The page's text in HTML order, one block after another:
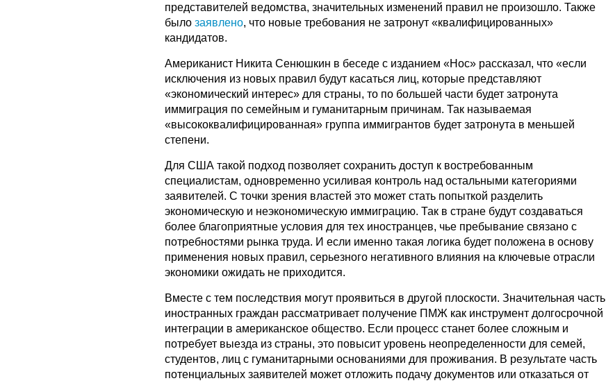
представителей ведомства, значительных изменений правил не произошло. Также
былозаявлено, что новые требования не затронут «квалифицированных»
кандидатов.
Американист Никита Сенюшкин в беседе с изданием «Нос» рассказал, что «если
исключения из новых правил будут касаться лиц, которые представляют
«экономический интерес» для страны, то по большей части будет затронута
иммиграция по семейным и гуманитарным причинам. Так называемая
«высококвалифицированная» группа иммигрантов будет затронута в меньшей
степени.
Для США такой подход позволяет сохранить доступ к востребованным
специалистам, одновременно усиливая контроль над остальными категориями
заявителей. С точки зрения властей это может стать попыткой разделить
экономическую и неэкономическую иммиграцию. Так в стране будут создаваться
более благоприятные условия для тех иностранцев, чье пребывание связано с
потребностями рынка труда. И если именно такая логика будет положена в основу
применения новых правил, серьезного негативного влияния на ключевые отрасли
экономики ожидать не приходится.
Вместе с тем последствия могут проявиться в другой плоскости. Значительная часть
иностранных граждан рассматривает получение ПМЖ как инструмент долгосрочной
интеграции в американское общество. Если процесс станет более сложным и
потребует выезда из страны, это повысит уровень неопределенности для семей,
студентов, лиц с гуманитарными основаниями для проживания. В результате часть
потенциальных заявителей может отложить подачу документов или отказаться от